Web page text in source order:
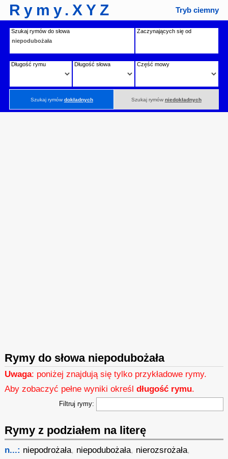
Rymy.XYZ Tryb ciemny
Szukaj rymów do słowa Zaczynających się od
Długość rymu Długość słowa Część mowy
Szukaj rymówdokładnych Szukaj rymów niedokładnych
Rymy do słowa niepodubożała
Uwaga: poniżej znajdują się tylko przykładowe rymy.
Aby zobaczyć pełne wyniki określdługość rymu.
Filtruj rymy:
Rymy z podziałem na literę
n...: niepodrożała, niepodubożała, nierozsrożała,